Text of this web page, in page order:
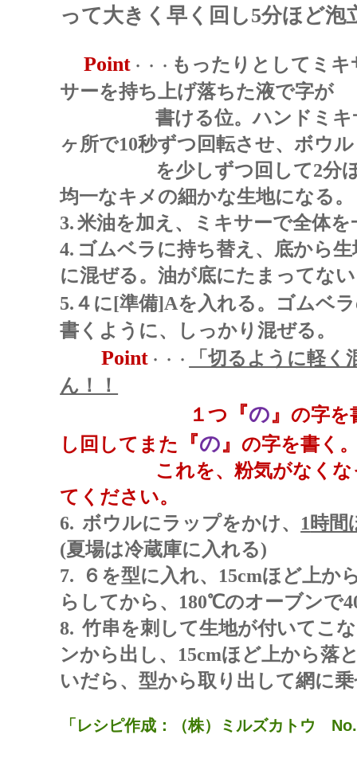
って大きく早く回し5分ほど泡
Point ・・・ もったりとしてミ
サーを持ち上げ落ちた液で字が
書ける位。ハンドミキ
ヶ所で10秒ずつ回転させ、ボウル
を少しずつ回して2分
均一なキメの細かな生地になる。
3.米油を加え、ミキサーで全体を
4. ゴムベラに持ち替え、底から
に混ぜる。油が底にたまってな
5. ４に [準備]Aを入れる。ゴムベ
書くように、しっかり混ぜる。
Point ・・・
「切るように軽
ん！！
１つ
『の』 の字を
し回してまた
『の』 の字を書く
これを、粉気がなく
てください。
6. ボウルにラップをかけ、 1時間
(夏場は冷蔵庫に入れる)
7.
６を型に入れ、 15cmほど上か
らしてから、 180℃のオーブンで
8. 竹串を刺して生地が付いてこ
ンから出し、 15cmほど上から落
いだら、型から取り出して網に
「レシピ作成：（株）ミルズカトウ